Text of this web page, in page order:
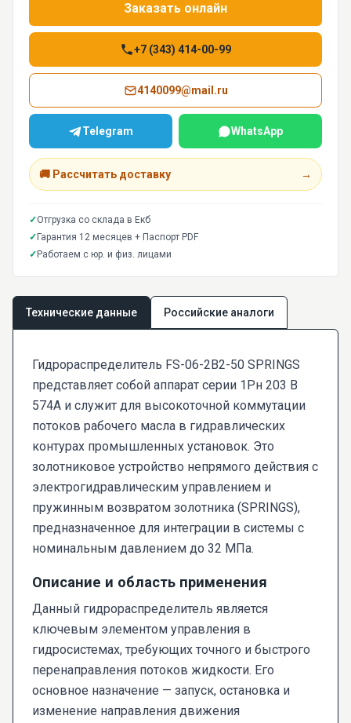
Заказать онлайн
+7 (343) 414-00-99
4140099@mail.ru
Telegram WhatsApp
🚚 Рассчитать доставку →
✓Отгрузка со склада в Екб
✓ Гарантия 12 месяцев + Паспорт PDF
✓ Работаем с юр. и физ. лицами
Технические данные Российские аналоги
Гидрораспределитель FS-06-2В2-50 SPRINGS
представляет собой аппарат серии 1Рн 203 В
574А и служит для высокоточной коммутации
потоков рабочего масла в гидравлических
контурах промышленных установок. Это
золотниковое устройство непрямого действия с
электрогидравлическим управлением и
пружинным возвратом золотника (SPRINGS),
предназначенное для интеграции в системы с
номинальным давлением до 32 МПа.
Описание и область применения
Данный гидрораспределитель является
ключевым элементом управления в
гидросистемах, требующих точного и быстрого
перенаправления потоков жидкости. Его
основное назначение — запуск, остановка и
изменение направления движения